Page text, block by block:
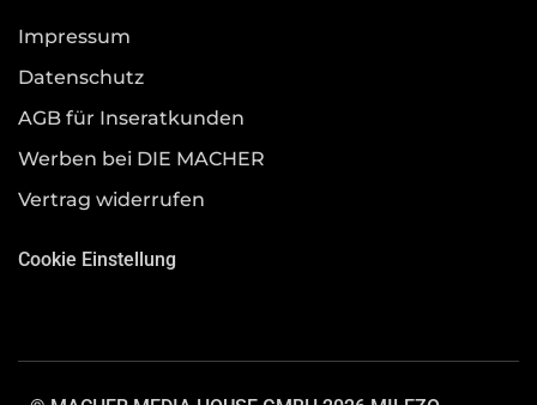
Impressum
Datenschutz
AGB für Inseratkunden
Werben bei DIE MACHER
Vertrag widerrufen
Cookie Einstellung